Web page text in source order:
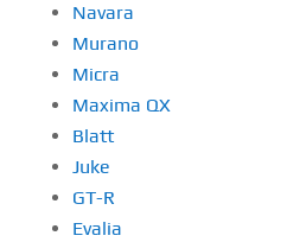
Navara
Murano
Micra
Maxima QX
Blatt
Juke
GT-R
Evalia